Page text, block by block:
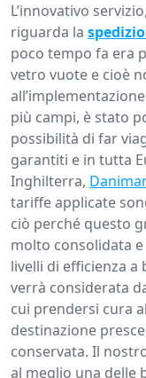
L’innovativo
riguarda la
poco tempo fa era
vetro vuote e cioè
più campi, è stato
possibilità di far
garantiti e in tutta
Inghilterra,
tariffe applicate
ciò perché questo
molto consolidata
livelli di efficienza
verrà considerata
cui prendersi cura
destinazione
conservata. Il
al meglio una delle